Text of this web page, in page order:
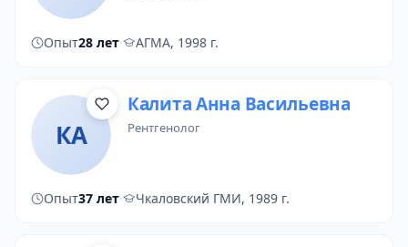
Опыт28 лет· АГМА, 1998 г.
КА
Калита Анна Васильевна
рентгенолог
Опыт37 лет· Чкаловский ГМИ, 1989 г.